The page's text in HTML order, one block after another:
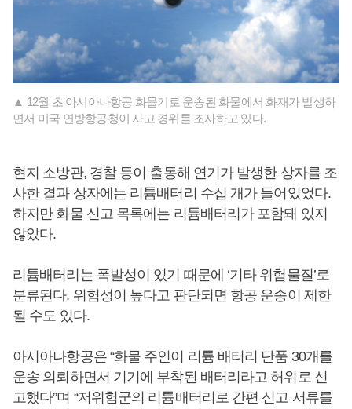
▲ 12월 초 아시아나항공 화물기로 운송된 화물에서 화재가 발생하
면서 미국 연방항공청이 사고 경위를 조사하고 있다.
현지 소방관, 경찰 등이 출동해 연기가 발생한 상자를 조
사한 결과 상자에는 리튬배터리 수십 개가 들어있었다.
하지만 화물 신고 목록에는 리튬배터리가 포함돼 있지
않았다.
리튬배터리는 폭발성이 있기 때문에 ‘기타 위험물질’로
분류된다. 위험성이 높다고 판단되면 항공 운송이 제한
될 수도 있다.
아시아나항공은 “화물 주인이 리튬 배터리 단품 30개를
운송 의뢰하면서 기기에 부착된 배터리라고 허위로 신
고했다”며 “저위험군의 리튬배터리로 간편 신고 서류를